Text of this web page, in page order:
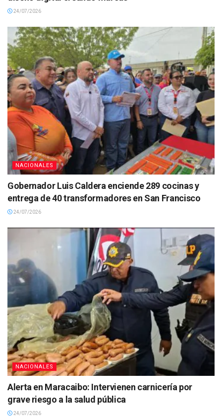
24/07/2026
NACIONALES
Gobernador Luis Caldera enciende 289 cocinas y
entrega de 40 transformadores en San Francisco
24/07/2026
NACIONALES
Alerta en Maracaibo: Intervienen carnicería por
grave riesgo a la salud pública
24/07/2026